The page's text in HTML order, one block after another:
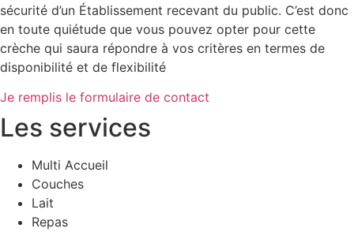
sécurité d’un Établissement recevant du public. C’est donc
en toute quiétude que vous pouvez opter pour cette
crèche qui saura répondre à vos critères en termes de
disponibilité et de flexibilité
Je remplis le formulaire de contact
Les services
Multi Accueil
Couches
Lait
Repas